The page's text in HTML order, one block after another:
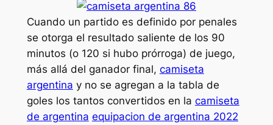
Cuando un partido es definido por penales
se otorga el resultado saliente de los 90
minutos (o 120 si hubo prórroga) de juego,
más allá del ganador final, camiseta
argentina y no se agregan a la tabla de
goles los tantos convertidos en la camiseta
de argentina equipacion de argentina 2022